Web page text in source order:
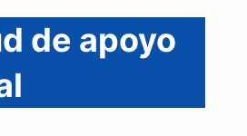
de apoyo